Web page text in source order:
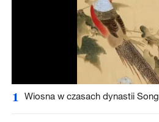
1 Wiosna w czasach dynastii Song